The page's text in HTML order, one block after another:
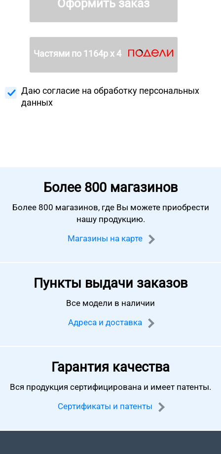
Оформить заказ
Частями по 1164р х 4
Даю согласие на обработку персональных
данных
Более 800 магазинов
Более 800 магазинов, где Вы можете приобрести
нашу продукцию.
Магазины на карте
Пункты выдачи заказов
Все модели в наличии
Адреса и доставка
Гарантия качества
Вся продукция сертифицирована и имеет патенты.
Сертификаты и патенты